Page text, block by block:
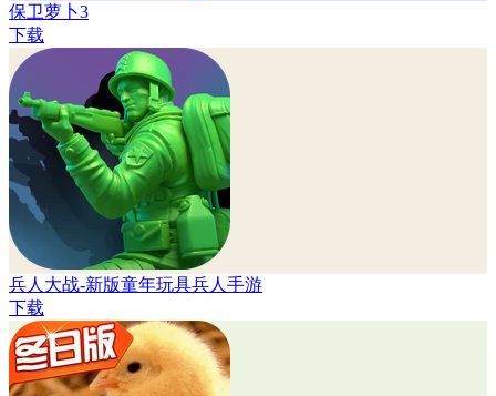
保卫萝卜3
下载
兵人大战-新版童年玩具兵人手游
下载